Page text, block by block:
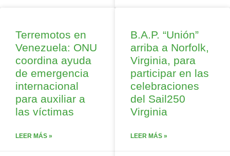
Terremotos en
Venezuela: ONU
coordina ayuda
de emergencia
internacional
para auxiliar a
las víctimas
LEER MÁS »
B.A.P. “Unión”
arriba a Norfolk,
Virginia, para
participar en las
celebraciones
del Sail250
Virginia
LEER MÁS »